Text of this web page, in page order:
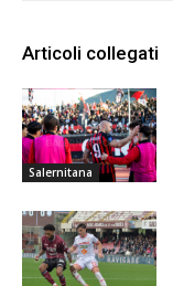
Articoli collegati
Salernitana